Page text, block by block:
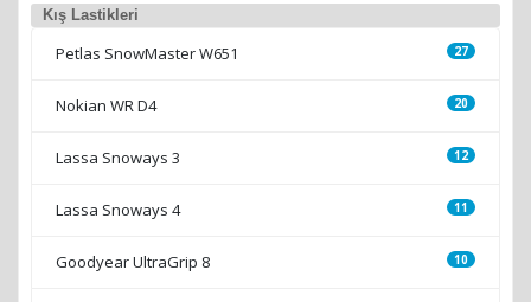
Kış Lastikleri
Petlas SnowMaster W651 27
Nokian WR D4 20
Lassa Snoways 3 12
Lassa Snoways 4 11
Goodyear UltraGrip 8 10